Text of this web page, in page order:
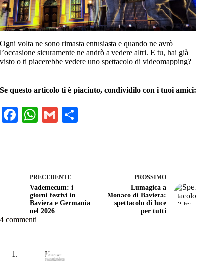
Ogni volta ne sono rimasta entusiasta e quando ne avrò
l’occasione sicuramente ne andrò a vedere altri. E tu, hai già
visto o ti piacerebbe vedere uno spettacolo di videomapping?
Se questo articolo ti è piaciuto, condividilo con i tuoi amici:
Fa W
pp
G
PRECEDENTE
Vademecum: i
giorni festivi in
Baviera e Germania
nel 2026
PROSSIMO
Lumagica a
Monaco di Baviera:
spettacolo di luce
per tutti
4 commenti
Katia